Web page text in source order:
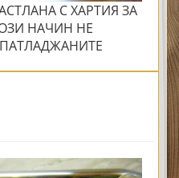
С ХАРТИЯ ЗА
НАЧИН НЕ